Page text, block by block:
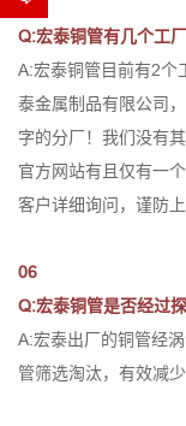
Q:宏泰铜管有几个工
A:宏泰铜管目前有2个
泰金属制品有限公司
字的分厂！我们没有
官方网站有且仅有一
客户详细询问，谨防上
06
Q:宏泰铜管是否经过
A:宏泰出厂的铜管经
管筛选淘汰，有效减少